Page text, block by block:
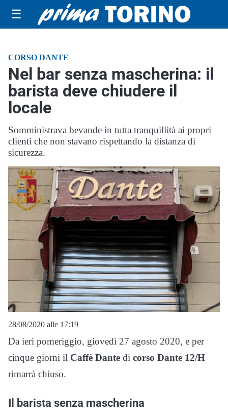
☰
CORSO DANTE
Nel bar senza mascherina: il
barista deve chiudere il
locale
Somministrava bevande in tutta tranquillità ai propri
clienti che non stavano rispettando la distanza di
sicurezza.
28/08/2020 alle 17:19
Da ieri pomeriggio, giovedì 27 agosto 2020, e per
cinque giorni il Caffè Dante di corso Dante 12/H
rimarrà chiuso.
Il barista senza mascherina